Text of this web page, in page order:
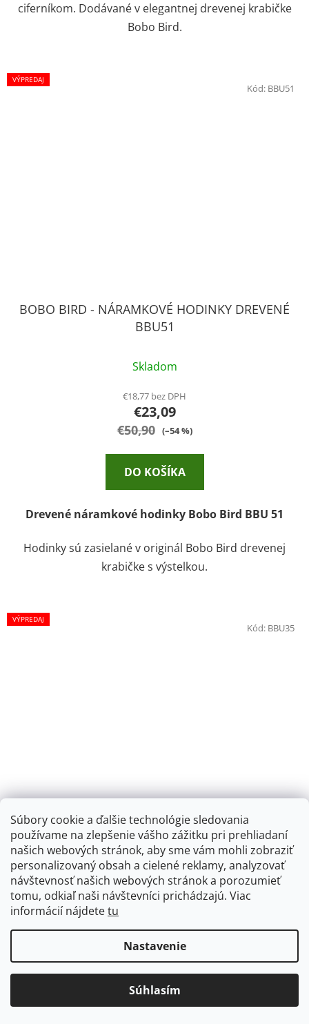
Súbory cookie a ďalšie technológie sledovania
používame na zlepšenie vášho zážitku pri prehliadaní
našich webových stránok, aby sme vám mohli zobraziť
personalizovaný obsah a cielené reklamy, analyzovať
návštevnosť našich webových stránok a porozumieť
tomu, odkiaľ naši návštevníci prichádzajú. Viac
informácií nájdetetu
Nastavenie
Súhlasím
ciferníkom. Dodávané v elegantnej drevenej krabičke
Bobo Bird.
VÝPREDAJ
BOBO BIRD - NÁRAMKOVÉ HODINKY DREVENÉ
BBU51
Skladom
€18,77 bez DPH
€23,09
€50,90 (–54 %)
DO KOŠÍKA
Drevené náramkové hodinky Bobo Bird BBU 51
Hodinky sú zasielané v originál Bobo Bird drevenej
krabičke s výstelkou.
Kód: BBU51
VÝPREDAJ
BOBO BIRD - NÁRAMKOVÉ HODINKY DREVENÉ
BBU35
Skladom
€27,37
€53,90
DO KOŠÍKA
Kód: BBU35